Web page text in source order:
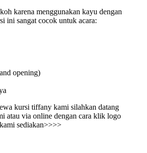
karena menggunakan kayu dengan
ini sangat cocok untuk acara:
opening)
kursi tiffany kami silahkan datang
atau via online dengan cara klik logo
sediakan>>>>